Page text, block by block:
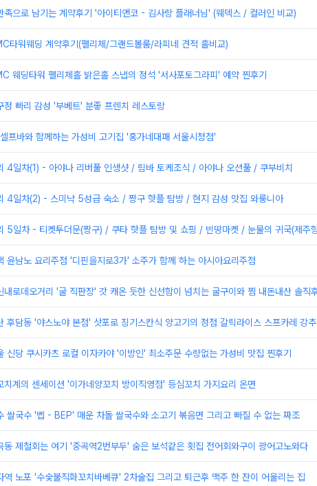
족으로 남기는 계약후기 '아이티앤코 - 김사랑 플래너님' (웨덱스 / 컬러인 비교)
타워웨딩 계약후기(펠리체/그랜드볼룸/라피네 견적 홀비교)
웨딩타워 펠리체홀 밝은홀 스냅의 정석 '서사포토그라피' 예약 찐후기
정 빠리 감성 '부베트' 분좋 프렌치 레스토랑
프바와 함께하는 가성비 고기집 '홍가네대패 서울시청점'
4일차(1) - 아야나 리버풀 인생샷 / 림바 토케조식 / 아야나 오션풀 / 쿠부비치
4일차(2) - 스미냑 5성급 숙소 / 짱구 핫플 탐방 / 현지 감성 맛집 와룽니아
5일차 - 티켓투더문(짱구) / 쿠타 핫플 탐방 및 쇼핑 / 빈땅마켓 / 눈물의 귀국(제주
윤남노 요리주점 '디핀을지로3가' 소주가 함께 하는 아시아요리주점
내로데오거리 '굴 직판장' 갓 캐온 듯한 신선함이 넘치는 굴구이와 찜 내돈내산 솔직
후담동 '야스노야 본점' 삿포로 징기스칸식 양고기의 정점 갈릭라이스 스프카레 강
신당 쿠시카츠 로컬 이자카야 '이방인' 최소주문 수량없는 가성비 맛집 찐후기
치계의 센세이션 '이가네양꼬치 방이직영점' 등심꼬치 가지요리 온면
쌀국수 '벱 - BEP' 매운 차돌 쌀국수와 소고기 볶음면 그리고 빠질 수 없는 짜조
동 제철회는 여기 '중곡역2번부두' 숨은 보석같은 횟집 전어회와구이 광어고노와다
역 노포 '수숯불직화꼬치바베큐' 2차술집 그리고 퇴근후 맥주 한 잔이 어울리는 집